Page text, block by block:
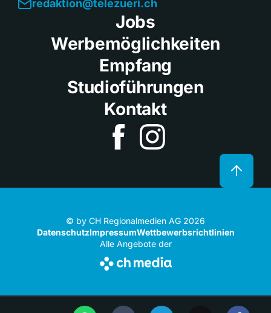
redaktion@telezueri.ch
Jobs
Werbemöglichkeiten
Empfang
Studioführungen
Kontakt
© by CH Regionalmedien AG 2026
DatenschutzImpressumWettbewerbsrichtlinien
Alle Angebote der